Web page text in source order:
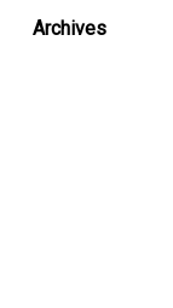
Archives